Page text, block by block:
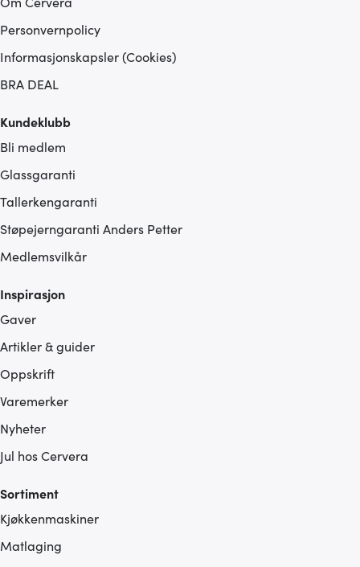
Personvernpolicy
Informasjonskapsler (Cookies)
BRA DEAL
Kundeklubb
Bli medlem
Glassgaranti
Tallerkengaranti
Støpejerngaranti Anders Petter
Medlemsvilkår
Inspirasjon
Gaver
Artikler & guider
Oppskrift
Varemerker
Nyheter
Jul hos Cervera
Sortiment
Kjøkkenmaskiner
Matlaging